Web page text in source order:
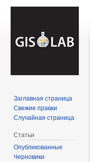
Заглавная страница
Свежие правки
Случайная страница
Статьи
Опубликованные
Черновики